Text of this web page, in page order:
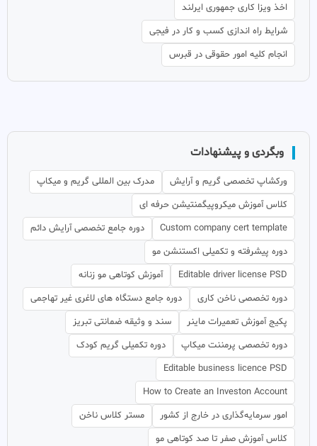
اخذ ویزا کاری جمهوری ایرلند
شرایط راه اندازی کسب و کار در فیجی
انجام کلیه امور حقوقی در قبرس
وبگردی و پیشنهادات
ورکشاپ تخصصی گریم و آرایش
مدرک بین المللی گریم و میکاپ
کلاس آموزش میکروپیگمنتیشن حرفه ای
Custom company cert template
دوره جامع تخصصی آرایش دائم
دوره پیشرفته و تکمیلی اکستنشن مو
Editable driver license PSD
آموزش کوتاهی مو زنانه
دوره تخصصی ناخن کاری
دوره جامع دستگاه های لاغری غیر تهاجمی
پکیج آموزش تعمیرات ماینر
سند و وثیقه ضمانتی تبریز
دوره تخصصی پرمننت میکاپ
دوره تکمیلی گریم کودک
Editable business licence PSD
How to Create an Investon Account
امور سرمایه‌گذاری در خارج از کشور
مستر کلاس ناخن
کلاس آموزش صفر تا صد کوتاهی مو